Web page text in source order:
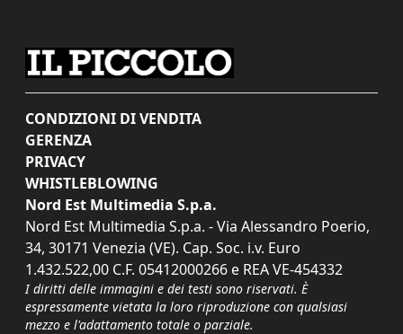
CONDIZIONI DI VENDITA
GERENZA
PRIVACY
WHISTLEBLOWING
Nord Est Multimedia S.p.a.
Nord Est Multimedia S.p.a. - Via Alessandro Poerio,
34, 30171 Venezia (VE). Cap. Soc. i.v. Euro
1.432.522,00 C.F. 05412000266 e REA VE-454332
I diritti delle immagini e dei testi sono riservati. È
espressamente vietata la loro riproduzione con qualsiasi
mezzo e l'adattamento totale o parziale.